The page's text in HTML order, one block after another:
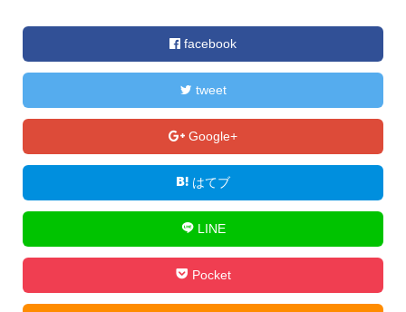
facebook
tweet
Google+
はてブ
LINE
Pocket